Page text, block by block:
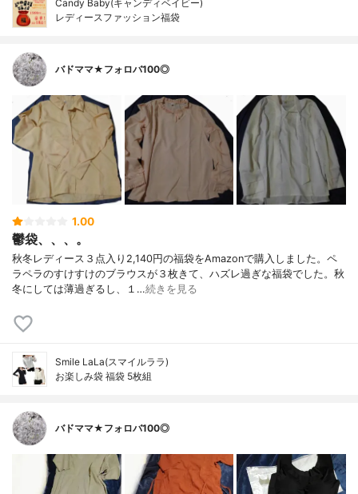
Candy Baby(キャンディベイビー)
レディースファッション福袋
バドママ★フォロバ100◎
1.00
鬱袋、、、。
秋冬レディース３点入り2,140円の福袋をAmazonで購入しました。ペ
ラペラのすけすけのブラウスが３枚きて、ハズレ過ぎな福袋でした。秋
冬にしては薄過ぎるし、１…続きを見る
Smile LaLa(スマイルララ)
お楽しみ袋 福袋 5枚組
バドママ★フォロバ100◎